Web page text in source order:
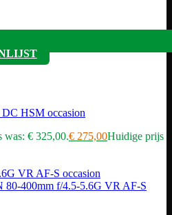
HSM occasion
was: € 325,00.€ 275,00Huidige prijs